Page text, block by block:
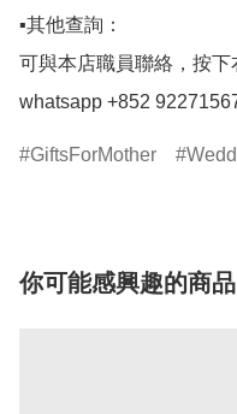
▪️其他查詢：
可與本店職員聯絡，按
whatsapp +852
GiftsForMother
你可能感興趣的商品